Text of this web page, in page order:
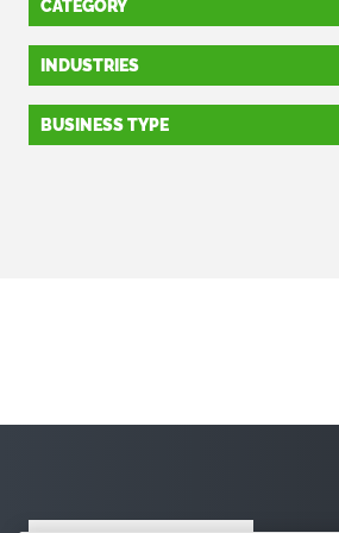
CATEGORY
INDUSTRIES
BUSINESS TYPE